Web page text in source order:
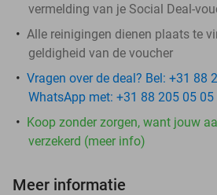
vermelding van je Social Deal-
Alle reinigingen dienen plaats te
geldigheid van de voucher
Vragen over de deal? Bel: +31 88
WhatsApp met: +31 88 205 05 05
Koop zonder zorgen, want jouw
verzekerd (meer info)
Meer informatie